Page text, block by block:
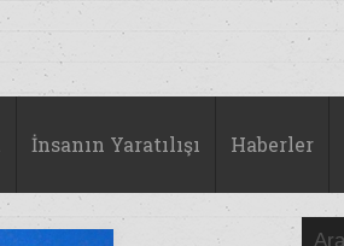
İnsanın Yaratılışı Haberler